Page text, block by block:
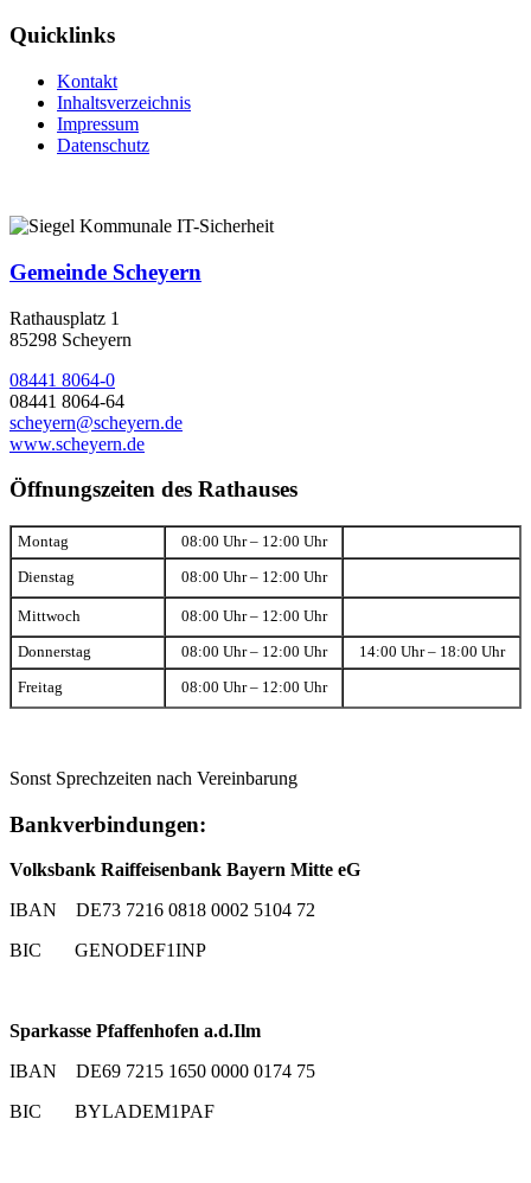
Quicklinks
Kontakt
Inhaltsverzeichnis
Impressum
Datenschutz
Gemeinde Scheyern
Rathausplatz 1
85298 Scheyern
08441 8064-0
08441 8064-64
scheyern@scheyern.de
www.scheyern.de
Öffnungszeiten des Rathauses
Montag 08:00 Uhr – 12:00 Uhr
Dienstag 08:00 Uhr – 12:00 Uhr
Mittwoch 08:00 Uhr – 12:00 Uhr
Donnerstag 08:00 Uhr – 12:00 Uhr 14:00 Uhr – 18:00 Uhr
Freitag 08:00 Uhr – 12:00 Uhr
Sonst Sprechzeiten nach Vereinbarung
Bankverbindungen:
Volksbank Raiffeisenbank Bayern Mitte eG
IBAN DE73 7216 0818 0002 5104 72
BIC GENODEF1INP
Sparkasse Pfaffenhofen a.d.Ilm
IBAN DE69 7215 1650 0000 0174 75
BIC BYLADEM1PAF